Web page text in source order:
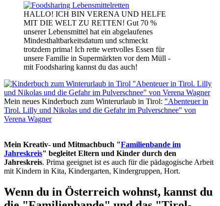
HALLO! ICH BIN VERENA UND HELFE
MIT DIE WELT ZU RETTEN! Gut 70 %
unserer Lebensmittel hat ein abgelaufenes
Mindesthaltbarkeitsdatum und schmeckt
trotzdem prima! Ich rette wertvolles Essen für
unsere Familie in Supermärkten vor dem Müll -
mit Foodsharing kannst du das auch!
Mein neues Kinderbuch zum Winterurlaub in Tirol: "Abenteuer in
Tirol. Lilly und Nikolas und die Gefahr im Pulverschnee" von
Verena Wagner
Mein Kreativ- und Mitmachbuch "Familienbande im
Jahreskreis" begleitet Eltern und Kinder durch den
Jahreskreis. Prima geeignet ist es auch für die pädagogische Arbeit
mit Kindern in Kita, Kindergarten, Kindergruppen, Hort.
Wenn du in Österreich wohnst, kannst du